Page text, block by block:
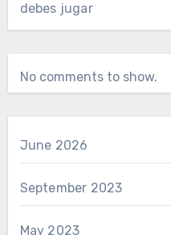
debes jugar
No comments to show.
June 2026
September 2023
May 2023